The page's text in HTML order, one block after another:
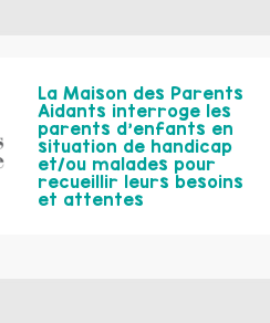
La Maison des Parents
Aidants interroge les
parents d’enfants en
situation de handicap
et/ou malades pour
recueillir leurs besoins
et attentes